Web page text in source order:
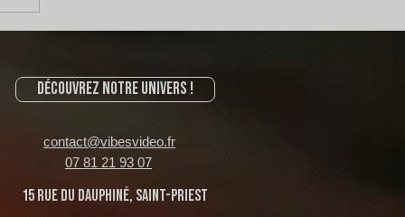
Découvrez notre univers !
contact@vibesvideo.fr
07 81 21 93 07
15 rue du Dauphiné, Saint-Priest